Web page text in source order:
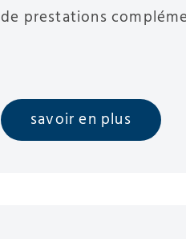
de prestations
savoir en plus